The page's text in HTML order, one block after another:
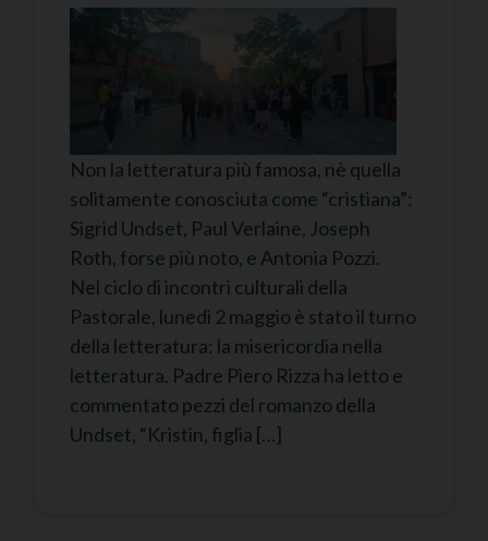
Non la letteratura più famosa, nè quella
solitamente conosciuta come “cristiana”:
Sigrid Undset, Paul Verlaine, Joseph
Roth, forse più noto, e Antonia Pozzi.
Nel ciclo di incontri culturali della
Pastorale, lunedì 2 maggio è stato il turno
della letteratura: la misericordia nella
letteratura. Padre Piero Rizza ha letto e
commentato pezzi del romanzo della
Undset, “Kristin, figlia […]